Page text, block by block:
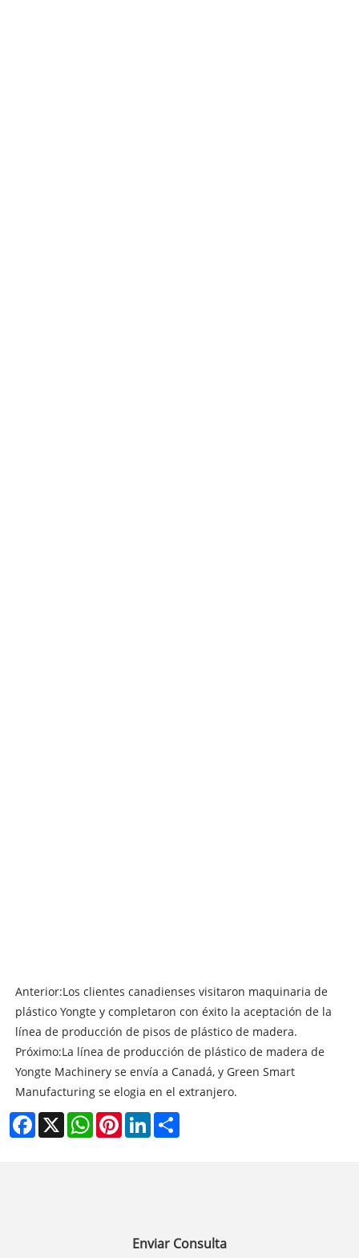
Anterior:Los clientes canadienses visitaron maquinaria de
plástico Yongte y completaron con éxito la aceptación de la
línea de producción de pisos de plástico de madera.
Próximo:La línea de producción de plástico de madera de
Yongte Machinery se envía a Canadá, y Green Smart
Manufacturing se elogia en el extranjero.
Facebook
X WhatsAppPinterestLinkedIn
Enviar Consulta